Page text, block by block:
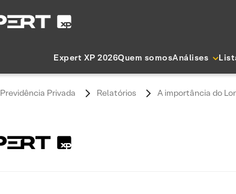
Expert XP 2026Quem somosAnálises
Previdência Privada Relatórios A importância do